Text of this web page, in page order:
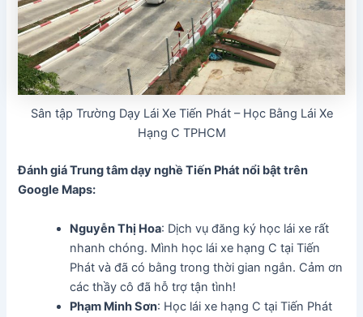
Sân tập Trường Dạy Lái Xe Tiến Phát – Học Bằng Lái Xe
Hạng C TPHCM
Đánh giá Trung tâm dạy nghề Tiến Phátnổi bật trên
Google Maps:
Nguyễn Thị Hoa: Dịch vụ đăng ký học lái xe rất
nhanh chóng. Mình học lái xe hạng C tại Tiến
Phát và đã có bằng trong thời gian ngắn. Cảm ơn
các thầy cô đã hỗ trợ tận tình!
Phạm Minh Sơn: Học lái xe hạng C tại Tiến Phát